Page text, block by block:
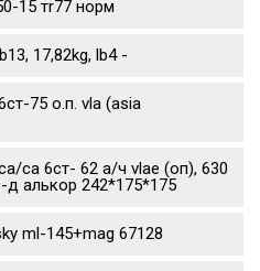
15 тr77 норм
17,82kg, lb4 -
75 о.п. vla (asia
ca 6ст- 62 а/ч vlae (оп), 630
д алькор 242*175*175
ml-145+mag 67128